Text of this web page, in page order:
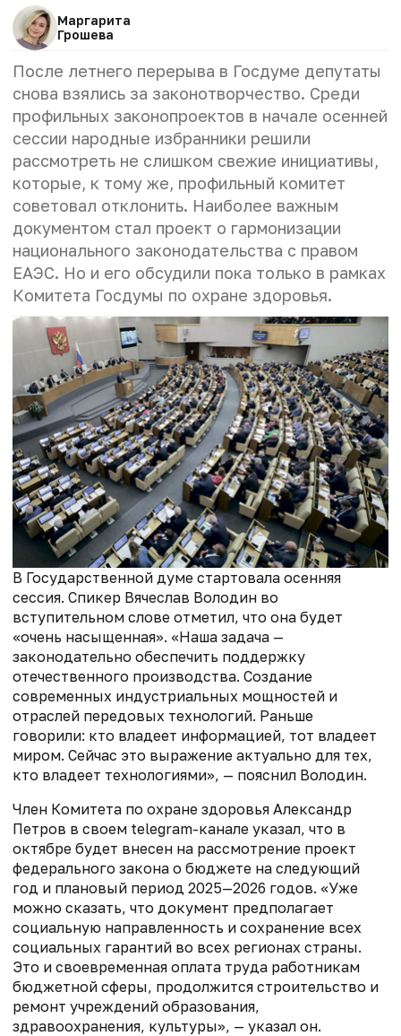
Маргарита
Грошева
После летнего перерыва в Госдуме депутаты
снова взялись за законотворчество. Среди
профильных законопроектов в начале осенней
сессии народные избранники решили
рассмотреть не слишком свежие инициативы,
которые, к тому же, профильный комитет
советовал отклонить. Наиболее важным
документом стал проект о гармонизации
национального законодательства с правом
ЕАЭС. Но и его обсудили пока только в рамках
Комитета Госдумы по охране здоровья.
В Государственной думе стартовала осенняя
сессия. Спикер Вячеслав Володин во
вступительном слове отметил, что она будет
«очень насыщенная». «Наша задача —
законодательно обеспечить поддержку
отечественного производства. Создание
современных индустриальных мощностей и
отраслей передовых технологий. Раньше
говорили: кто владеет информацией, тот владеет
миром. Сейчас это выражение актуально для тех,
кто владеет технологиями», — пояснил Володин.
Член Комитета по охране здоровья Александр
Петров в своем telegram-канале указал, что в
октябре будет внесен на рассмотрение проект
федерального закона о бюджете на следующий
год и плановый период 2025—2026 годов. «Уже
можно сказать, что документ предполагает
социальную направленность и сохранение всех
социальных гарантий во всех регионах страны.
Это и своевременная оплата труда работникам
бюджетной сферы, продолжится строительство и
ремонт учреждений образования,
здравоохранения, культуры», — указал он.